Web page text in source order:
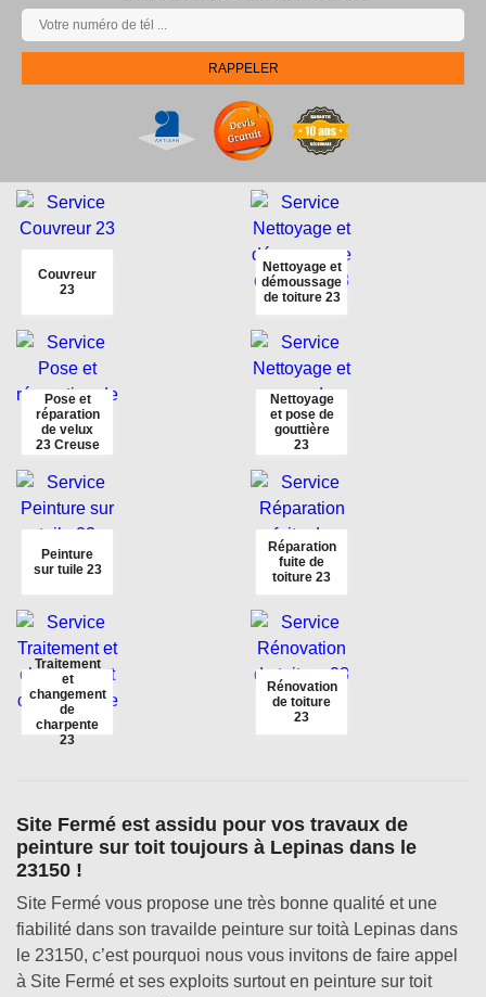
Couvreur
23
Nettoyage et
démoussage
de toiture 23
Pose et
réparation
de velux
23 Creuse
Nettoyage
et pose de
gouttière
23
Peinture
sur tuile 23
Réparation
fuite de
toiture 23
Traitement
et
changement
de
charpente
23
Rénovation
de toiture
23
Site Fermé est assidu pour vos travaux de
peinture sur toit toujours à Lepinas dans le
23150 !
Site Fermé vous propose une très bonne qualité et une
fiabilité dans son travailde peinture sur toità Lepinas dans
le 23150, c’est pourquoi nous vous invitons de faire appel
à Site Fermé et ses exploits surtout en peinture sur toit